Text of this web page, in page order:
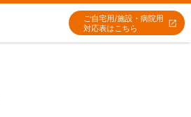
ご自宅用/施設・病院用
対応表はこちら